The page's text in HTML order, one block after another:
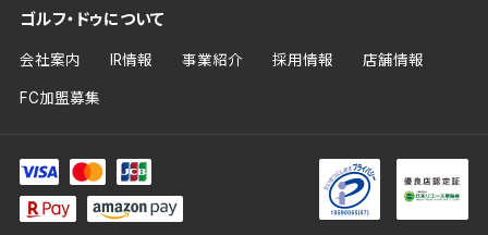
ゴルフ・ドゥについて
会社案内 IR情報 事業紹介 採用情報 店舗情報
FC加盟募集